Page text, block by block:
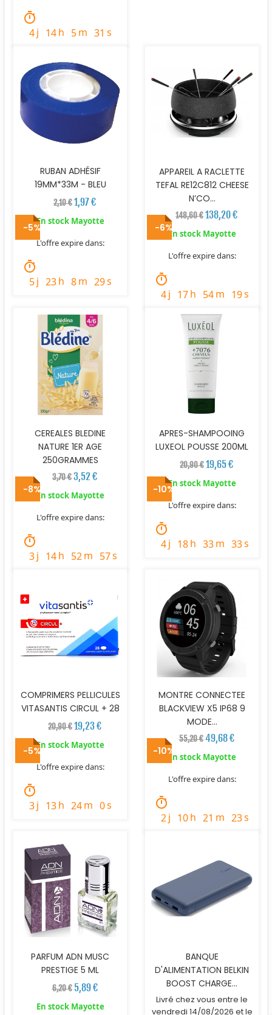
timer
4j 14h 5m 29 s
RUBAN ADHÉSIF
19MM*33M - BLEU
2,10 €1,97 €
En stock Mayotte
L'offre expire dans:
timer
5j 23h 8m 27s
APPAREIL A RACLETTE
TEFAL RE12C812 CHEESE
N’CO...
148,60 €138,20 €
En stock Mayotte
L'offre expire dans:
timer
4j 17h 54m 17s
-5%
CEREALES BLEDINE
NATURE 1ER AGE
250GRAMMES
3,70 €3,52 €
En stock Mayotte
L'offre expire dans:
timer
3j 14h 52m 55s
-6%
APRES-SHAMPOOING
LUXEOL POUSSE 200ML
20,90 €19,65 €
En stock Mayotte
L'offre expire dans:
timer
4j 18h 33m 31s
-8%
COMPRIMERS PELLICULES
VITASANTIS CIRCUL + 28
20,90 €19,23 €
En stock Mayotte
L'offre expire dans:
timer
3j 13h 23m 58
-10%
MONTRE CONNECTEE
BLACKVIEW X5 IP68 9
MODE...
55,20 € 49,68 €
En stock Mayotte
L'offre expire dans:
timer
2j 10h 21 m 21s
-5%
PARFUM ADN MUSC
PRESTIGE 5 ML
6,20 € 5,89 €
En stock Mayotte
-10%
BANQUE
D'ALIMENTATION BELKIN
BOOST CHARGE...
Livré chez vous entre le
vendredi 14/08/2026 et le